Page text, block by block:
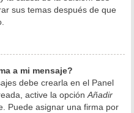
sus temas después de que
a mi mensaje?
debe crearla en el Panel
active la opción Añadir
Puede asignar una firma por